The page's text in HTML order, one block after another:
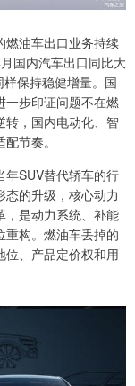
燃油车出口业务持续
国内汽车出口同比大
保持稳健增量。国
一步印证问题不在燃
转，国内电动化、智
节奏。
年SUV替代轿车的行
的升级，核心动力
，是动力系统、补能
重构。燃油车丢掉的
位、产品定价权和用